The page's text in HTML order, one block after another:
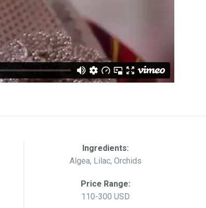
Ingredients:
Algea, Lilac, Orchids
Price Range:
110-300 USD